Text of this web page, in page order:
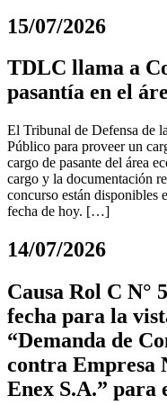
15/07/2026
TDLC llama a
pasantía en el
El Tribunal de Defensa de
Público para proveer un
cargo de pasante del área
cargo y la documentación
concurso están disponibles
fecha de hoy. […]
14/07/2026
Causa Rol C N°
fecha para la
“Demanda de
contra Empresa
Enex S.A.” para